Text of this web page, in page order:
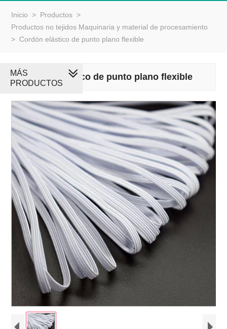
Inicio > Productos >
Productos no tejidos Maquinaria y material de procesamiento
> Cordón elástico de punto plano flexible
Cordón elástico de punto plano flexible
MÁS
PRODUCTOS